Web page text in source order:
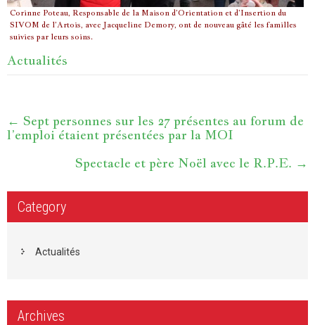
Corinne Poteau, Responsable de la Maison d’Orientation et d’Insertion du
SIVOM de l’Artois, avec Jacqueline Demory, ont de nouveau gâté les familles
suivies par leurs soins.
Actualités
← Sept personnes sur les 27 présentes au forum de
l’emploi étaient présentées par la MOI
Spectacle et père Noël avec le R.P.E. →
Category
Actualités
Archives